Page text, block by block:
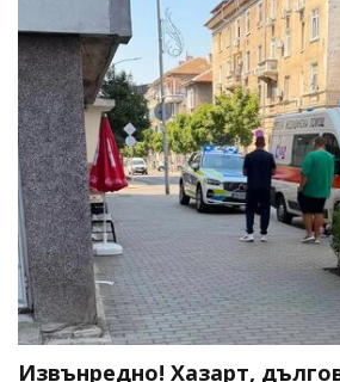
Извънредно! Хазарт,